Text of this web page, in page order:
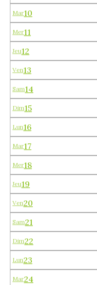
Mar10
Mer11
Jeu12
Ven13
Sam14
Dim15
Lun16
Mar17
Mer18
Jeu19
Ven20
Sam21
Dim22
Lun23
Mar24